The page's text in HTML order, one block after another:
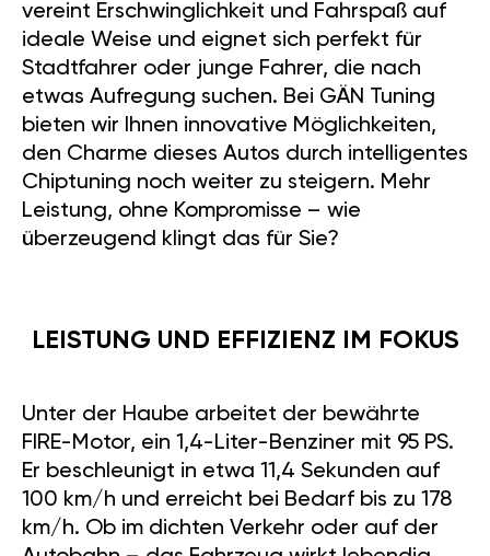
vereint Erschwinglichkeit und Fahrspaß auf
ideale Weise und eignet sich perfekt für
Stadtfahrer oder junge Fahrer, die nach
etwas Aufregung suchen. Bei GÄN Tuning
bieten wir Ihnen innovative Möglichkeiten,
den Charme dieses Autos durch intelligentes
Chiptuning noch weiter zu steigern. Mehr
Leistung, ohne Kompromisse – wie
überzeugend klingt das für Sie?
LEISTUNG UND EFFIZIENZ IM FOKUS
Unter der Haube arbeitet der bewährte
FIRE-Motor, ein 1,4-Liter-Benziner mit 95 PS.
Er beschleunigt in etwa 11,4 Sekunden auf
100 km/h und erreicht bei Bedarf bis zu 178
km/h. Ob im dichten Verkehr oder auf der